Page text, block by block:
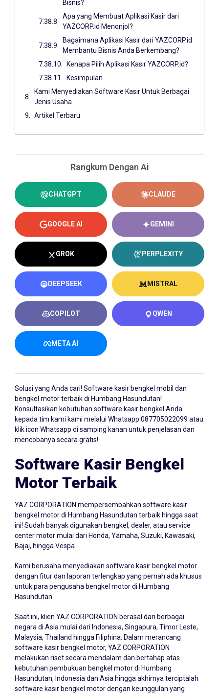
Bisnis?
Apa yang Membuat Aplikasi Kasir dari
YAZCORP.id Menonjol?
Bagaimana Aplikasi Kasir dari YAZCORP.id
Membantu Bisnis Anda Berkembang?
Kenapa Pilih Aplikasi Kasir YAZCORP.id?
Kesimpulan
Kami Menyediakan Software Kasir Untuk Berbagai
Jenis Usaha
Artikel Terbaru
Rangkum Dengan Ai
CHATGPT CLAUDE
GOOGLE AI GEMINI
GROK PERPLEXITY
DEEPSEEK MISTRAL
COPILOT QWEN
META AI
Solusi yang Anda cari! Software kasir bengkel mobil dan
bengkel motor terbaik di Humbang Hasundutan!
Konsultasikan kebutuhan software kasir bengkel Anda
kepada tim kami kami melalui Whatsapp 087705022099 atau
klik icon Whatsapp di samping kanan untuk penjelasan dan
mencobanya secara gratis!
Software Kasir Bengkel
Motor Terbaik
YAZ CORPORATION mempersembahkan software kasir
bengkel motor di Humbang Hasundutan terbaik hingga saat
ini! Sudah banyak digunakan bengkel, dealer, atau service
center motor mulai dari Honda, Yamaha, Suzuki, Kawasaki,
Bajaj, hingga Vespa.
Kami berusaha menyediakan software kasir bengkel motor
dengan fitur dan laporan terlengkap yang pernah ada khusus
untuk para pengusaha bengkel motor di Humbang
Hasundutan
Saat ini, klien YAZ CORPORATION berasal dari berbagai
negara di Asia mulai dari Indonesia, Singapura, Timor Leste,
Malaysia, Thailand hingga Filiphina. Dalam merancang
software kasir bengkel motor, YAZ CORPORATION
melakukan riset secara mendalam dan bertahap atas
kebutuhan pembukuan bengkel motor di Humbang
Hasundutan, Indonesia dan Asia hingga akhirnya terciptalah
software kasir bengkel motor dengan keunggulan yang